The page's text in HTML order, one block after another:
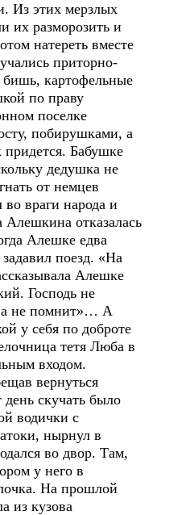
Из этих мерзлых
их разморозить и
натереть вместе
приторно-
бишь, картофельные
по праву
поселке
побирушками, а
Бабушке
дедушка не
от немцев
враги народа и
Алешкина отказалась
Алешке едва
поезд. «На
Алешке
Господь не
не помнит»… А
у себя по доброте
тетя Люба в
входом.
вернуться
скучать было
водички с
нырнул в
во двор. Там,
у него в
На прошлой
из кузова